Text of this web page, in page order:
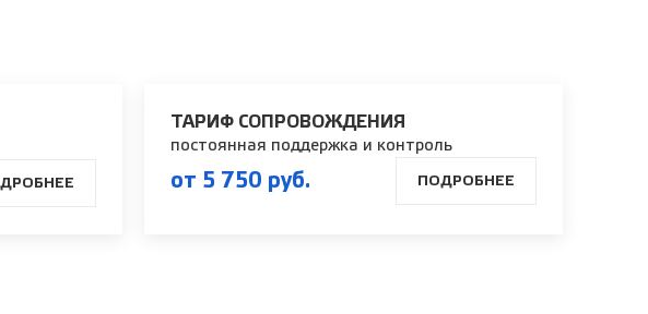
ТАРИФ СОПРОВОЖДЕНИЯ
постоянная поддержка и контроль
от 5 750 руб. ПОДРОБНЕЕ